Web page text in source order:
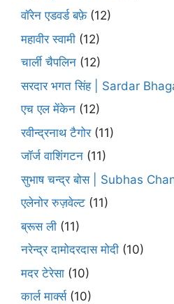
वॉरेन एडवर्ड बफ़े(12)
महावीर स्वामी (12)
चार्ली चैपलिन (12)
सरदार भगत सिंह | Sardar
एच एल मेंकेन (12)
रवीन्द्रनाथ टैगोर(11)
जॉर्ज वाशिंगटन (11)
सुभाष चन्द्र बोस | Subhas
एलेनोर रुज़वेल्ट (11)
ब्रूस ली (11)
नरेन्द्र दामोदरदास मोदी (10)
मदर टेरेसा (10)
कार्ल मार्क्स(10)